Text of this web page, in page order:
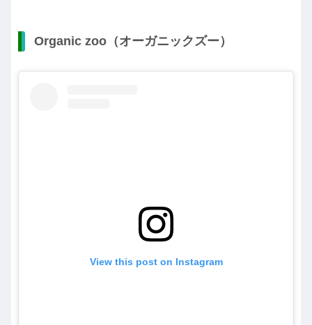
Organic zoo（オーガニックズー）
View this post on Instagram